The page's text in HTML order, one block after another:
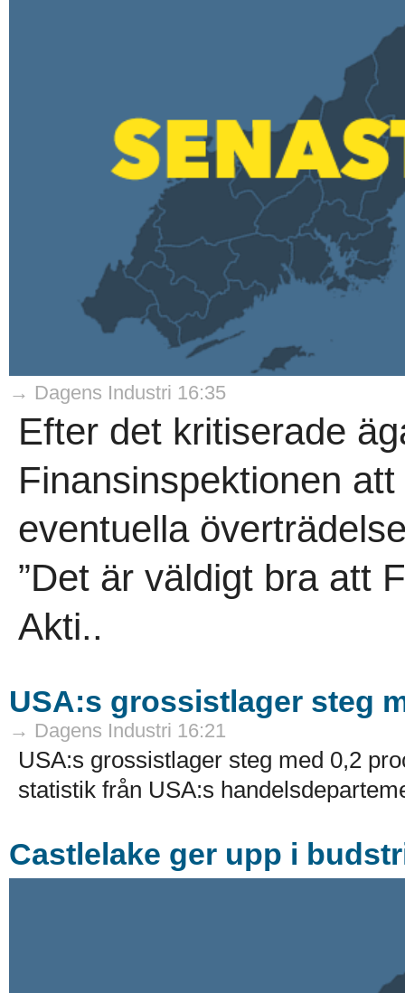
→ Dagens Industri 16:35
Efter det kritiserade
Finansinspektionen
eventuella
”Det är väldigt bra att
Akti..
USA:s grossistlager steg
→ Dagens Industri 16:21
USA:s grossistlager steg med 0,2
statistik från USA:s
Castlelake ger upp i